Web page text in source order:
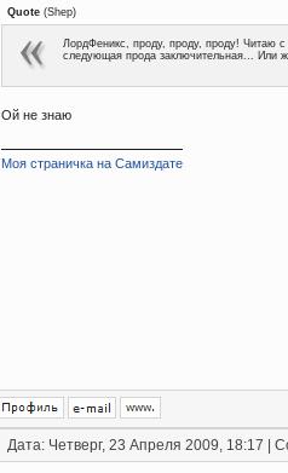
Quote (Shep)
ЛордФеникс, проду, проду, проду! Читаю
следующая прода заключительная... Или
Ой не знаю
Моя страничка на Самиздате
Дата: Четверг, 23 Апреля 2009, 18:17 |